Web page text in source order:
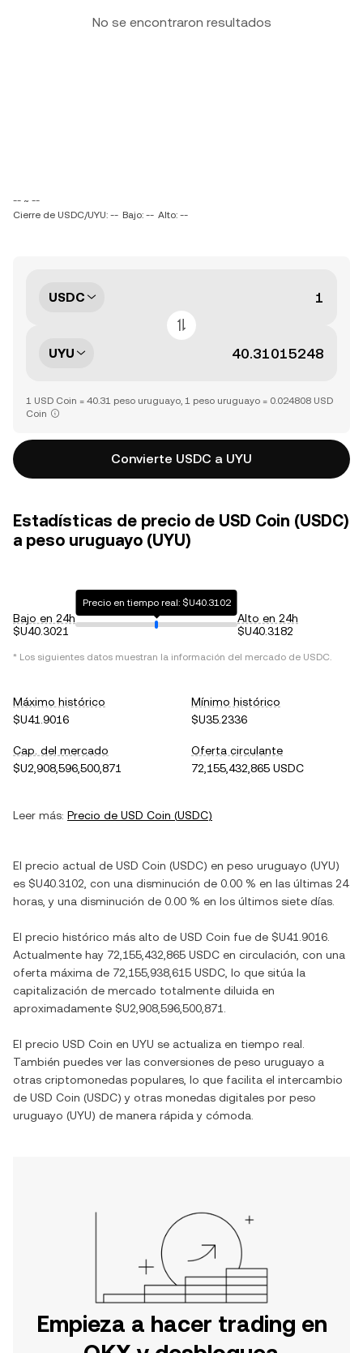
No se encontraron resultados
-- ~ --
Cierre de USDC/UYU: -- Bajo: -- Alto: --
USDC
UYU
1 USD Coin = 40.31 peso uruguayo, 1 peso uruguayo = 0.024808 USD
Coin
Convierte USDC a UYU
Estadísticas de precio de USD Coin (USDC)
a peso uruguayo (UYU)
Bajo en 24h
$U40.3021
Precio en tiempo real: $U40.3102
Alto en 24h
$U40.3182
* Los siguientes datos muestran la información del mercado de USDC.
Máximo histórico
$U41.9016
Mínimo histórico
$U35.2336
Cap. del mercado
$U2,908,596,500,871
Oferta circulante
72,155,432,865 USDC
Leer más: Precio de USD Coin (USDC)
El precio actual de USD Coin (USDC) en peso uruguayo (UYU)
es $U40.3102 , con una disminución de 0.00 % en las últimas 24
horas, y una disminución de 0.00 % en los últimos siete días.
El precio histórico más alto de USD Coin fue de $U41.9016
Actualmente hay 72,155,432,865 USDC en circulación, con una
oferta máxima de 72,155,938,615 USDC , lo que sitúa la
capitalización de mercado totalmente diluida en
aproximadamente $U2,908,596,500,871
El precio USD Coin en UYU se actualiza en tiempo real.
También puedes ver las conversiones de peso uruguayo a
otras criptomonedas populares, lo que facilita el intercambio
de USD Coin (USDC) y otras monedas digitales por peso
uruguayo (UYU) de manera rápida y cómoda.
Empieza a hacer trading en